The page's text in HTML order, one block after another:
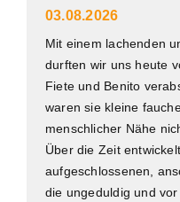
03.08.2026
Mit einem lachenden
durften wir uns heute
Fiete und Benito
waren sie kleine
menschlicher Nähe
Über die Zeit
aufgeschlossenen,
die ungeduldig und